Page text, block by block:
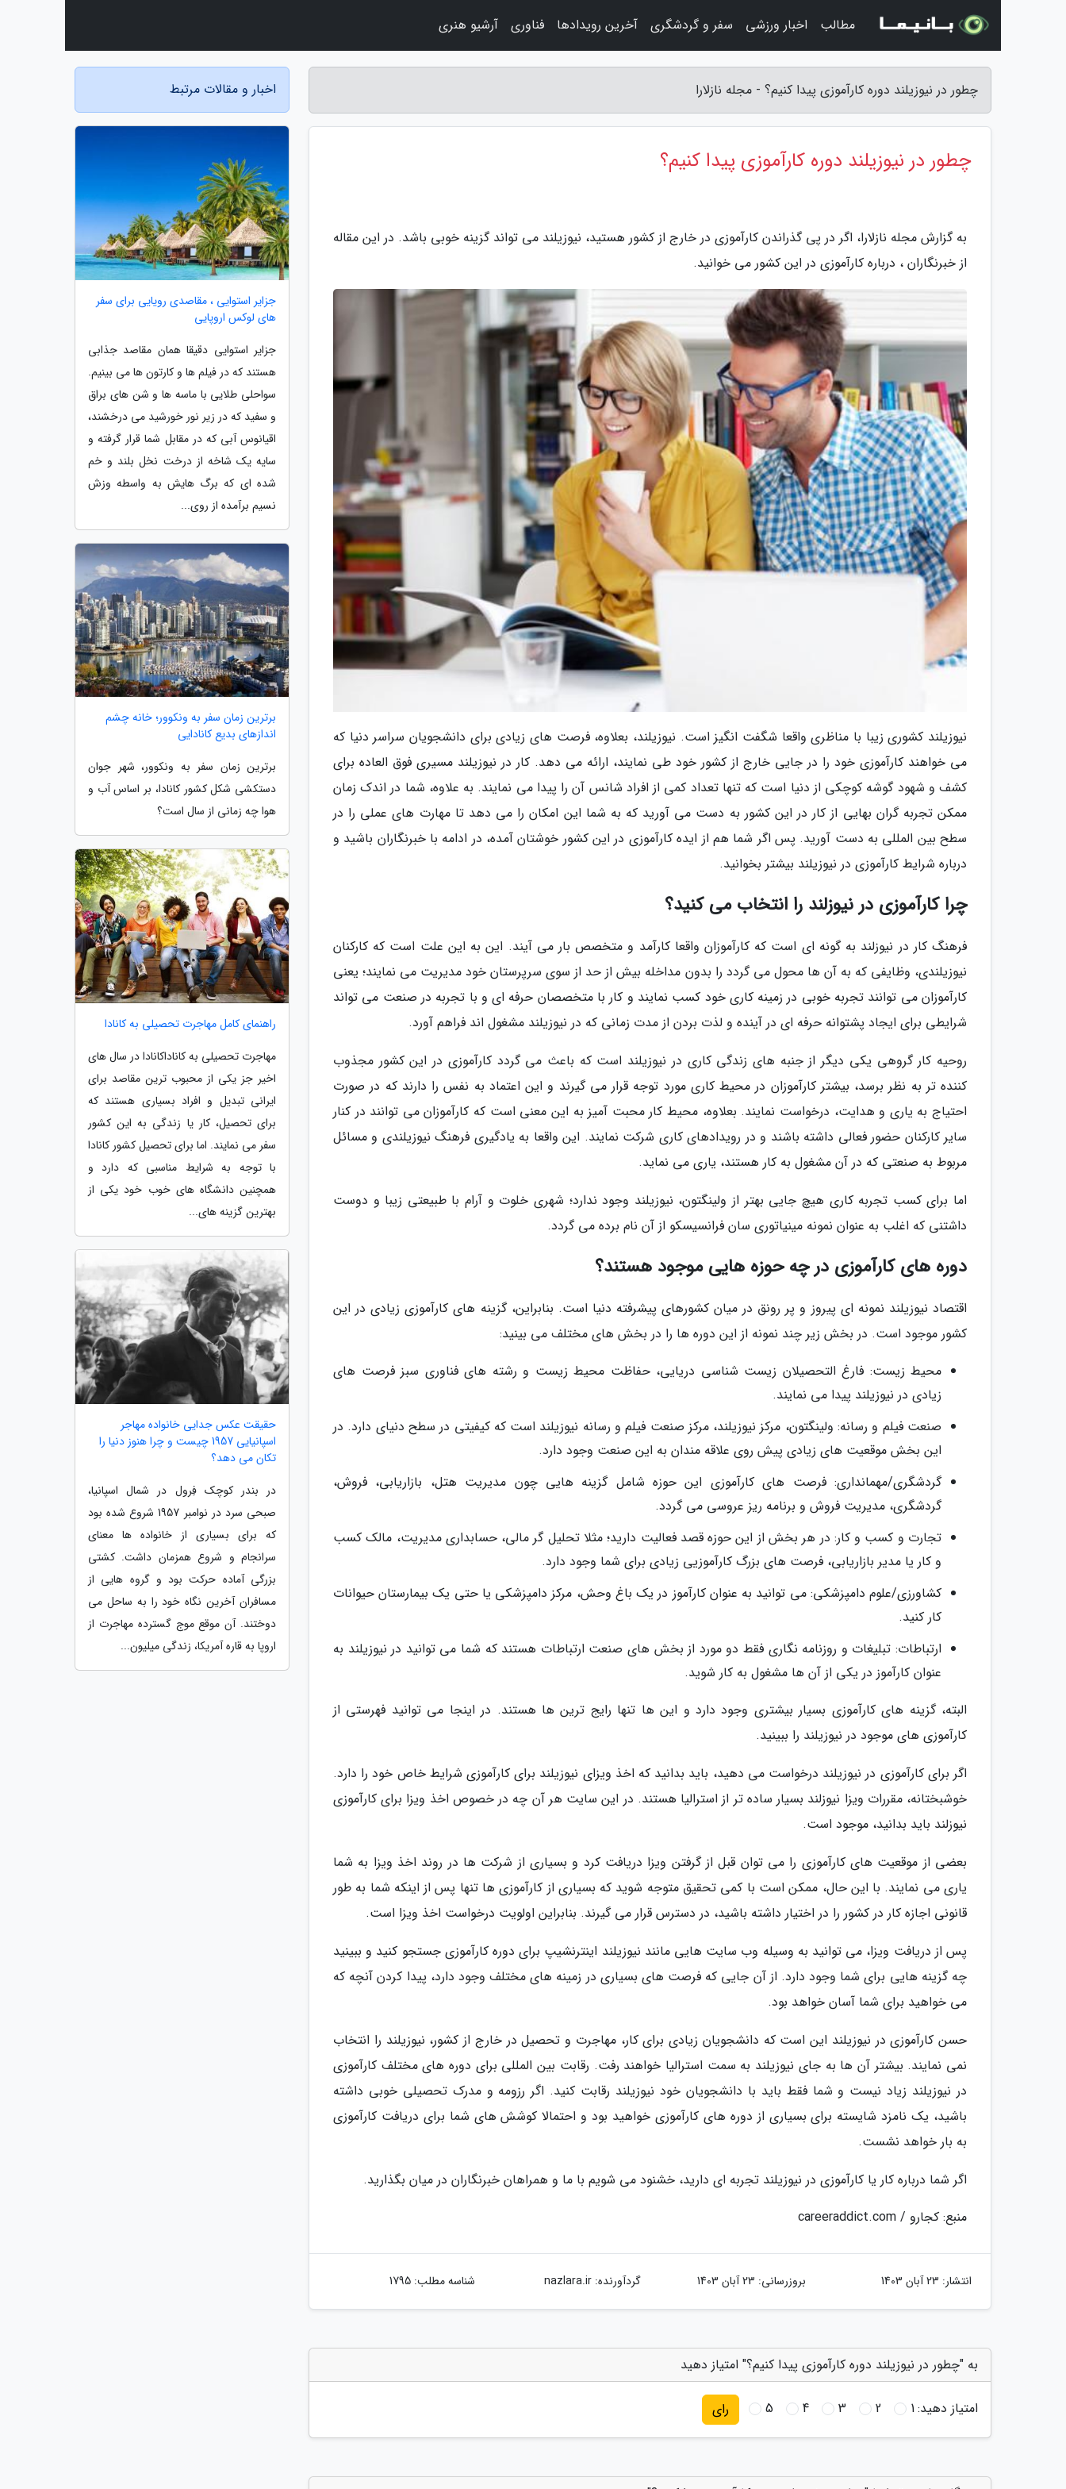
چطور در نیوزیلند دوره کارآموزی پیدا کنیم؟ - مجله نازلارا
چطور در نیوزیلند دوره کارآموزی پیدا کنیم؟
به گزارش مجله نازلارا، اگر در پی گذراندن کارآموزی در خارج از کشور هستید، نیوزیلند می تواند گزینه خوبی باشد. در این مقاله
از خبرنگاران ، درباره کارآموزی در این کشور می خوانید.
نیوزیلند کشوری زیبا با مناظری واقعا شگفت انگیز است. نیوزیلند، بعلاوه، فرصت های زیادی برای دانشجویان سراسر دنیا که
می خواهند کارآموزی خود را در جایی خارج از کشور خود طی نمایند، ارائه می دهد. کار در نیوزیلند مسیری فوق العاده برای
کشف و شهود گوشه کوچکی از دنیا است که تنها تعداد کمی از افراد شانس آن را پیدا می نمایند. به علاوه، شما در اندک زمان
ممکن تجربه گران بهایی از کار در این کشور به دست می آورید که به شما این امکان را می دهد تا مهارت های عملی را در
سطح بین المللی به دست آورید. پس اگر شما هم از ایده کارآموزی در این کشور خوشتان آمده، در ادامه با خبرنگاران باشید و
درباره شرایط کارآموزی در نیوزیلند بیشتر بخوانید.
چرا کارآموزی در نیوزلند را انتخاب می کنید؟
فرهنگ کار در نیوزلند به گونه ای است که کارآموزان واقعا کارآمد و متخصص بار می آیند. این به این علت است که کارکنان
نیوزیلندی، وظایفی که به آن ها محول می گردد را بدون مداخله بیش از حد از سوی سرپرستان خود مدیریت می نمایند؛ یعنی
کارآموزان می توانند تجربه خوبی در زمینه کاری خود کسب نمایند و کار با متخصصان حرفه ای و با تجربه در صنعت می تواند
شرایطی برای ایجاد پشتوانه حرفه ای در آینده و لذت بردن از مدت زمانی که در نیوزیلند مشغول اند فراهم آورد.
روحیه کار گروهی یکی دیگر از جنبه های زندگی کاری در نیوزیلند است که باعث می گردد کارآموزی در این کشور مجذوب
کننده تر به نظر برسد، بیشتر کارآموزان در محیط کاری مورد توجه قرار می گیرند و این اعتماد به نفس را دارند که در صورت
احتیاج به یاری و هدایت، درخواست نمایند. بعلاوه، محیط کار محبت آمیز به این معنی است که کارآموزان می توانند در کنار
سایر کارکنان حضور فعالی داشته باشند و در رویدادهای کاری شرکت نمایند. این واقعا به یادگیری فرهنگ نیوزیلندی و مسائل
مربوط به صنعتی که در آن مشغول به کار هستند، یاری می نماید.
اما برای کسب تجربه کاری هیچ جایی بهتر از ولینگتون، نیوزیلند وجود ندارد؛ شهری خلوت و آرام با طبیعتی زیبا و دوست
داشتنی که اغلب به عنوان نمونه مینیاتوری سان فرانسیسکو از آن نام برده می گردد.
دوره های کارآموزی در چه حوزه هایی موجود هستند؟
اقتصاد نیوزیلند نمونه ای پیروز و پر رونق در میان کشورهای پیشرفته دنیا است. بنابراین، گزینه های کارآموزی زیادی در این
کشور موجود است. در بخش زیر چند نمونه از این دوره ها را در بخش های مختلف می بینید:
محیط زیست: فارغ التحصیلان زیست شناسی دریایی، حفاظت محیط زیست و رشته های فناوری سبز فرصت های
زیادی در نیوزیلند پیدا می نمایند.
صنعت فیلم و رسانه: ولینگتون، مرکز نیوزیلند، مرکز صنعت فیلم و رسانه نیوزیلند است که کیفیتی در سطح دنیای دارد. در
این بخش موقعیت های زیادی پیش روی علاقه مندان به این صنعت وجود دارد.
گردشگری/مهمانداری: فرصت های کارآموزی این حوزه شامل گزینه هایی چون مدیریت هتل، بازاریابی، فروش،
گردشگری، مدیریت فروش و برنامه ریز عروسی می گردد.
تجارت و کسب و کار: در هر بخش از این حوزه قصد فعالیت دارید؛ مثلا تحلیل گر مالی، حسابداری مدیریت، مالک کسب
و کار یا مدیر بازاریابی، فرصت های بزرگ کارآموزیی زیادی برای شما وجود دارد.
کشاورزی/علوم دامپزشکی: می توانید به عنوان کارآموز در یک باغ وحش، مرکز دامپزشکی یا حتی یک بیمارستان حیوانات
کار کنید.
ارتباطات: تبلیغات و روزنامه نگاری فقط دو مورد از بخش های صنعت ارتباطات هستند که شما می توانید در نیوزیلند به
عنوان کارآموز در یکی از آن ها مشغول به کار شوید.
البته، گزینه های کارآموزی بسیار بیشتری وجود دارد و این ها تنها رایج ترین ها هستند. در اینجا می توانید فهرستی از
کارآموزی های موجود در نیوزیلند را ببینید.
اگر برای کارآموزی در نیوزیلند درخواست می دهید، باید بدانید که اخذ ویزای نیوزیلند برای کارآموزی شرایط خاص خود را دارد.
خوشبختانه، مقررات ویزا نیوزلند بسیار ساده تر از استرالیا هستند. در این سایت هر آن چه در خصوص اخذ ویزا برای کارآموزی
نیوزلند باید بدانید، موجود است.
بعضی از موقعیت های کارآموزی را می توان قبل از گرفتن ویزا دریافت کرد و بسیاری از شرکت ها در روند اخذ ویزا به شما
یاری می نمایند. با این حال، ممکن است با کمی تحقیق متوجه شوید که بسیاری از کارآموزی ها تنها پس از اینکه شما به طور
قانونی اجازه کار در کشور را در اختیار داشته باشید، در دسترس قرار می گیرند. بنابراین اولویت درخواست اخذ ویزا است.
پس از دریافت ویزا، می توانید به وسیله وب سایت هایی مانند نیوزیلند اینترنشیپ برای دوره کارآموزی جستجو کنید و ببینید
چه گزینه هایی برای شما وجود دارد. از آن جایی که فرصت های بسیاری در زمینه های مختلف وجود دارد، پیدا کردن آنچه که
می خواهید برای شما آسان خواهد بود.
حسن کارآموزی در نیوزیلند این است که دانشجویان زیادی برای کار، مهاجرت و تحصیل در خارج از کشور، نیوزیلند را انتخاب
نمی نمایند. بیشتر آن ها به جای نیوزیلند به سمت استرالیا خواهند رفت. رقابت بین المللی برای دوره های مختلف کارآموزی
در نیوزیلند زیاد نیست و شما فقط باید با دانشجویان خود نیوزیلند رقابت کنید. اگر رزومه و مدرک تحصیلی خوبی داشته
باشید، یک نامزد شایسته برای بسیاری از دوره های کارآموزی خواهید بود و احتمالا کوشش های شما برای دریافت کارآموزی
به بار خواهد نشست.
اگر شما درباره کار یا کارآموزی در نیوزیلند تجربه ای دارید، خشنود می شویم با ما و همراهان خبرنگاران در میان بگذارید.
منبع: کجارو / careeraddict.com
انتشار: 23 آبان 1403 بروزرسانی: 23 آبان 1403 گردآورنده:nazlara.ir شناسه مطلب: 1795
به "چطور در نیوزیلند دوره کارآموزی پیدا کنیم؟" امتیاز دهید
امتیاز دهید:1
2
3
4
5 رای
اخبار و مقالات مرتبط
جزایر استوایی ، مقاصدی رویایی برای سفر
های لوکس اروپایی
جزایر استوایی دقیقا همان مقاصد جذابی
هستند که در فیلم ها و کارتون ها می بینیم.
سواحلی طلایی با ماسه ها و شن های براق
و سفید که در زیر نور خورشید می درخشند،
اقیانوس آبی که در مقابل شما قرار گرفته و
سایه یک شاخه از درخت نخل بلند و خم
شده ای که برگ هایش به واسطه وزش
نسیم برآمده از روی...
برترین زمان سفر به ونکوور؛ خانه چشم
اندازهای بدیع کانادایی
برترین زمان سفر به ونکوور، شهر جوان
دستکشی شکل کشور کانادا، بر اساس آب و
هوا چه زمانی از سال است؟
راهنمای کامل مهاجرت تحصیلی به کانادا
مهاجرت تحصیلی به کاناداکانادا در سال های
اخیر جز یکی از محبوب ترین مقاصد برای
ایرانی تبدیل و افراد بسیاری هستند که
برای تحصیل، کار یا زندگی به این کشور
سفر می نمایند. اما برای تحصیل کشور کانادا
با توجه به شرایط مناسبی که دارد و
همچنین دانشگاه های خوب خود یکی از
بهترین گزینه های...
حقیقت عکس جدایی خانواده مهاجر
اسپانیایی 1957 چیست و چرا هنوز دنیا را
تکان می دهد؟
در بندر کوچک فِرول در شمال اسپانیا،
صبحی سرد در نوامبر 1957 شروع شده بود
که برای بسیاری از خانواده ها معنای
سرانجام و شروع همزمان داشت. کشتی
بزرگی آماده حرکت بود و گروه هایی از
مسافران آخرین نگاه خود را به ساحل می
دوختند. آن موقع موج گسترده مهاجرت از
اروپا به قاره آمریکا، زندگی میلیون...
مطالب اخبار ورزشی سفر و گردشگری آخرین رویدادها فناوری آرشیو هنری